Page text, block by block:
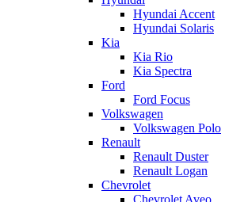
Hyundai Accent
Hyundai Solaris
Kia
Kia Rio
Kia Spectra
Ford
Ford Focus
Volkswagen
Volkswagen Polo
Renault
Renault Duster
Renault Logan
Chevrolet
Chevrolet Aveo